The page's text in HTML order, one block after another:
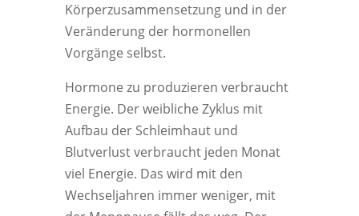
Körperzusammensetzung und in der
Veränderung der hormonellen
Vorgänge selbst.
Hormone zu produzieren verbraucht
Energie. Der weibliche Zyklus mit
Aufbau der Schleimhaut und
Blutverlust verbraucht jeden Monat
viel Energie. Das wird mit den
Wechseljahren immer weniger, mit